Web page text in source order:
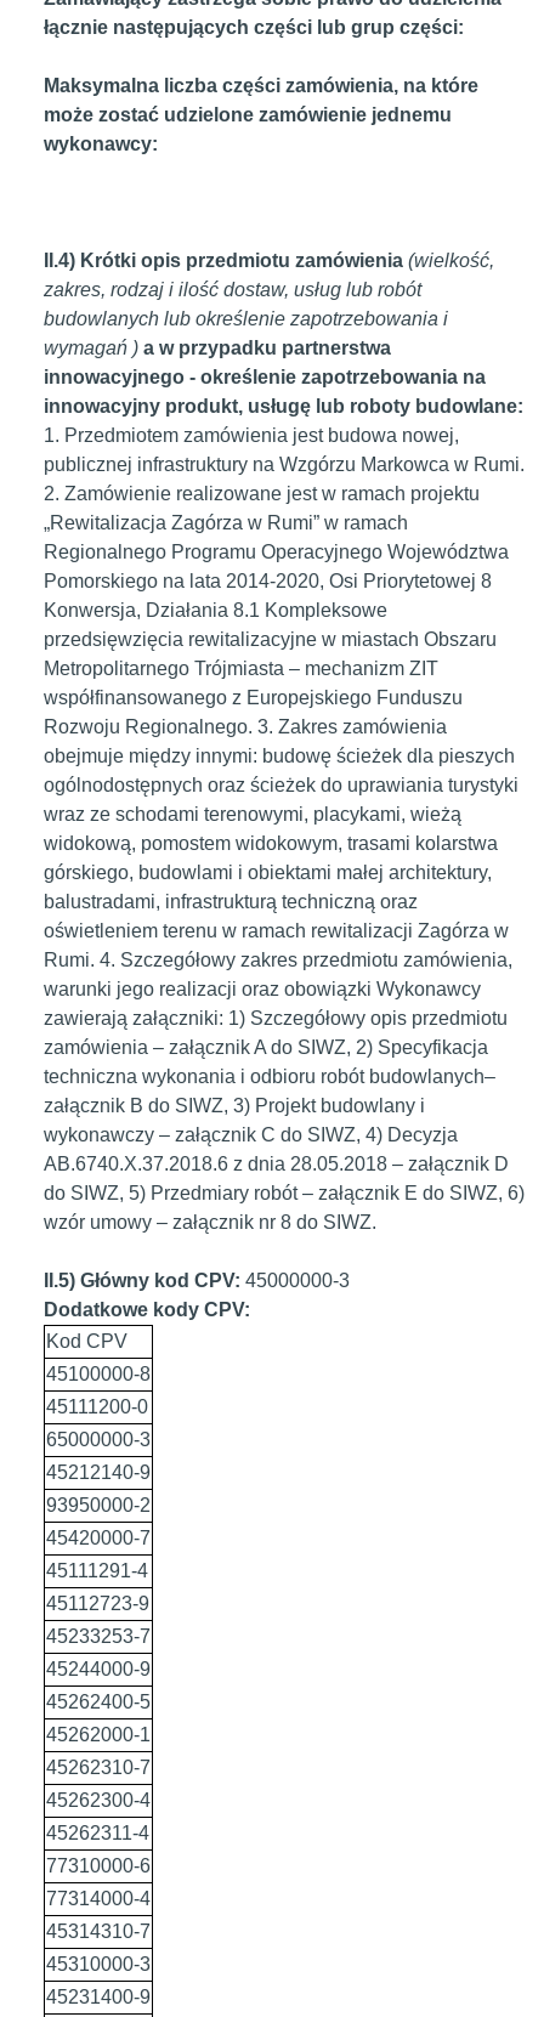
łącznie następujących części lub grup części:
Maksymalna liczba części zamówienia, na które
może zostać udzielone zamówienie jednemu
wykonawcy:
II.4) Krótki opis przedmiotu zamówienia (wielkość,
zakres, rodzaj i ilość dostaw, usług lub robót
budowlanych lub określenie zapotrzebowania i
wymagań ) a w przypadku partnerstwa
innowacyjnego - określenie zapotrzebowania na
innowacyjny produkt, usługę lub roboty budowlane:
1. Przedmiotem zamówienia jest budowa nowej,
publicznej infrastruktury na Wzgórzu Markowca w Rumi.
2. Zamówienie realizowane jest w ramach projektu
„Rewitalizacja Zagórza w Rumi” w ramach
Regionalnego Programu Operacyjnego Województwa
Pomorskiego na lata 2014-2020, Osi Priorytetowej 8
Konwersja, Działania 8.1 Kompleksowe
przedsięwzięcia rewitalizacyjne w miastach Obszaru
Metropolitarnego Trójmiasta – mechanizm ZIT
współfinansowanego z Europejskiego Funduszu
Rozwoju Regionalnego. 3. Zakres zamówienia
obejmuje między innymi: budowę ścieżek dla pieszych
ogólnodostępnych oraz ścieżek do uprawiania turystyki
wraz ze schodami terenowymi, placykami, wieżą
widokową, pomostem widokowym, trasami kolarstwa
górskiego, budowlami i obiektami małej architektury,
balustradami, infrastrukturą techniczną oraz
oświetleniem terenu w ramach rewitalizacji Zagórza w
Rumi. 4. Szczegółowy zakres przedmiotu zamówienia,
warunki jego realizacji oraz obowiązki Wykonawcy
zawierają załączniki: 1) Szczegółowy opis przedmiotu
zamówienia – załącznik A do SIWZ, 2) Specyfikacja
techniczna wykonania i odbioru robót budowlanych–
załącznik B do SIWZ, 3) Projekt budowlany i
wykonawczy – załącznik C do SIWZ, 4) Decyzja
AB.6740.X.37.2018.6 z dnia 28.05.2018 – załącznik D
do SIWZ, 5) Przedmiary robót – załącznik E do SIWZ, 6)
wzór umowy – załącznik nr 8 do SIWZ.
II.5) Główny kod CPV: 45000000-3
Dodatkowe kody CPV:
Kod CPV
45100000-8
45111200-0
65000000-3
45212140-9
93950000-2
45420000-7
45111291-4
45112723-9
45233253-7
45244000-9
45262400-5
45262000-1
45262310-7
45262300-4
45262311-4
77310000-6
77314000-4
45314310-7
45310000-3
45231400-9